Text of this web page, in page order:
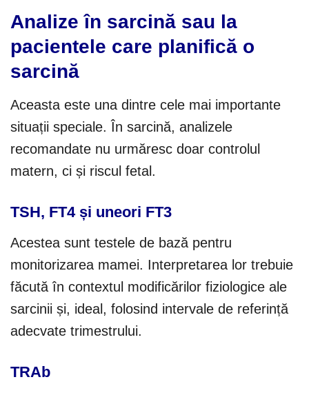
Analize în sarcină sau la
pacientele care planifică o
sarcină
Aceasta este una dintre cele mai importante
situații speciale. În sarcină, analizele
recomandate nu urmăresc doar controlul
matern, ci și riscul fetal.
TSH, FT4 și uneori FT3
Acestea sunt testele de bază pentru
monitorizarea mamei. Interpretarea lor trebuie
făcută în contextul modificărilor fiziologice ale
sarcinii și, ideal, folosind intervale de referință
adecvate trimestrului.
TRAb